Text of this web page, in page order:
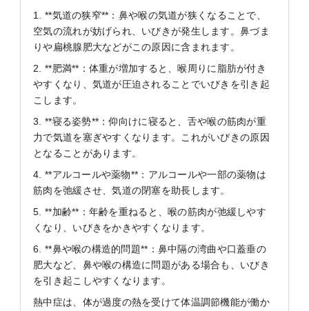
1. **気道の狭窄**：鼻や喉の気道が狭くなることで、
空気の流れが妨げられ、いびきが発生します。鼻づま
りや扁桃腺肥大などがこの原因に含まれます。
2. **肥満**：体重が増加すると、喉周りに脂肪が付き
やすくなり、気道が圧迫されることでいびきを引き起
こします。
3. **寝る姿勢**：仰向けに寝ると、舌や喉の筋肉が重
力で気道を塞ぎやすくなります。これがいびきの原因
となることがあります。
4. **アルコールや薬物**：アルコールや一部の薬物は
筋肉を弛緩させ、気道の閉塞を助長します。
5. **加齢**：年齢を重ねると、喉の筋肉が弛緩しやす
くなり、いびきをかきやすくなります。
6. **鼻や喉の構造的問題**：鼻中隔の湾曲や口蓋垂の
肥大など、鼻や喉の構造に問題がある場合も、いびき
を引き起こしやすくなります。
熱中症は、体が過度の熱を受けて体温調節機能が働か